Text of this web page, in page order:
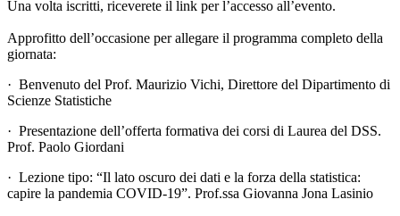
Una volta iscritti, riceverete il link per l’accesso all’evento.
Approfitto dell’occasione per allegare il programma completo della
giornata:
· Benvenuto del Prof. Maurizio Vichi, Direttore del Dipartimento di
Scienze Statistiche
· Presentazione dell’offerta formativa dei corsi di Laurea del DSS.
Prof. Paolo Giordani
· Lezione tipo: “Il lato oscuro dei dati e la forza della statistica:
capire la pandemia COVID-19”. Prof.ssa Giovanna Jona Lasinio